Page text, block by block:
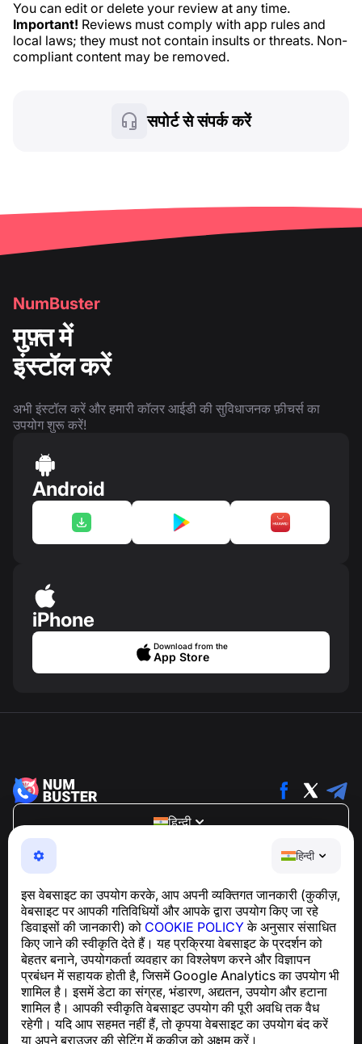
हिन्दी
इस वेबसाइट का उपयोग करके, आप अपनी व्यक्तिगत जानकारी (कुकीज़,
वेबसाइट पर आपकी गतिविधियों और आपके द्वारा उपयोग किए जा रहे
डिवाइसों की जानकारी) को COOKIE POLICYके अनुसार संसाधित
किए जाने की स्वीकृति देते हैं। यह प्रक्रिया वेबसाइट के प्रदर्शन को
बेहतर बनाने, उपयोगकर्ता व्यवहार का विश्लेषण करने और विज्ञापन
प्रबंधन में सहायक होती है, जिसमें Google Analytics का उपयोग भी
शामिल है। इसमें डेटा का संग्रह, भंडारण, अद्यतन, उपयोग और हटाना
शामिल है। आपकी स्वीकृति वेबसाइट उपयोग की पूरी अवधि तक वैध
रहेगी। यदि आप सहमत नहीं हैं, तो कृपया वेबसाइट का उपयोग बंद करें
या अपने ब्राउज़र की सेटिंग में कुकीज़ को अक्षम करें।
You can edit or delete your review at any time.
Important! Reviews must comply with app rules and
local laws; they must not contain insults or threats. Non-
compliant content may be removed.
सपोर्ट से संपर्क करें
NumBuster
मुफ़्त में
इंस्टॉल करें
अभी इंस्टॉल करें और हमारी कॉलर आईडी की सुविधाजनक फ़ीचर्स का
उपयोग शुरू करें!
Android
iPhone
Download from the
App Store
हिन्दी
NumBuster © 2013—2026 ·
support@numbuster.com
एक उपयोग में आसान ऐप जो आपको फोन घोटालों, स्पैम और अवांछित संदेशों
GDPR अनुपालन से संबंधित पूछताछ के लिए:
support@numbuster.com
सहायता केंद्र
समाचार और लेख
परियोजना के बारे में
संपर्क